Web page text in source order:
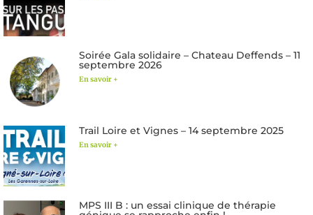
Soirée Gala solidaire – Chateau Deffends – 11
septembre 2026
En savoir +
Trail Loire et Vignes – 14 septembre 2025
En savoir +
MPS III B : un essai clinique de thérapie